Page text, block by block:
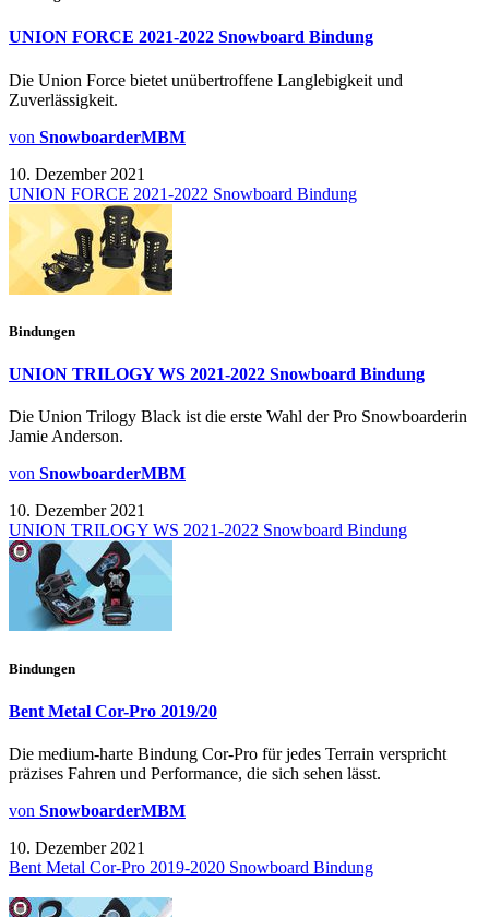
UNION FORCE 2021-2022 Snowboard Bindung
Die Union Force bietet unübertroffene Langlebigkeit und
Zuverlässigkeit.
von SnowboarderMBM
10. Dezember 2021
UNION FORCE 2021-2022 Snowboard Bindung
Bindungen
UNION TRILOGY WS 2021-2022 Snowboard Bindung
Die Union Trilogy Black ist die erste Wahl der Pro Snowboarderin
Jamie Anderson.
von SnowboarderMBM
10. Dezember 2021
UNION TRILOGY WS 2021-2022 Snowboard Bindung
Bindungen
Bent Metal Cor-Pro 2019/20
Die medium-harte Bindung Cor-Pro für jedes Terrain verspricht
präzises Fahren und Performance, die sich sehen lässt.
von SnowboarderMBM
10. Dezember 2021
Bent Metal Cor-Pro 2019-2020 Snowboard Bindung